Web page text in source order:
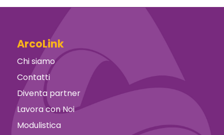
ArcoLink
Chi siamo
Contatti
Diventa partner
Lavora con Noi
Modulistica